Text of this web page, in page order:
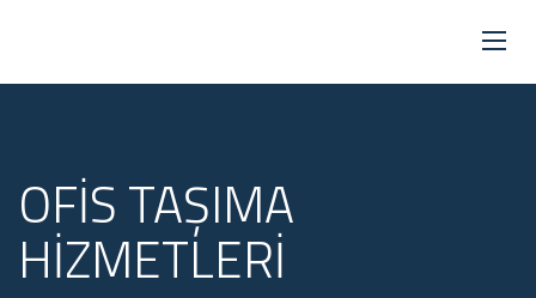
OFIS TAŞIMA
HIZMETLERI